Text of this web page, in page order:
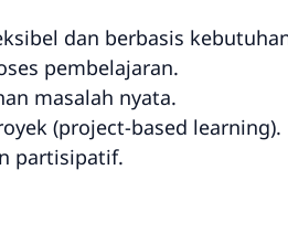
dan berbasis
pembelajaran.
masalah nyata.
(project-based learning).
partisipatif.